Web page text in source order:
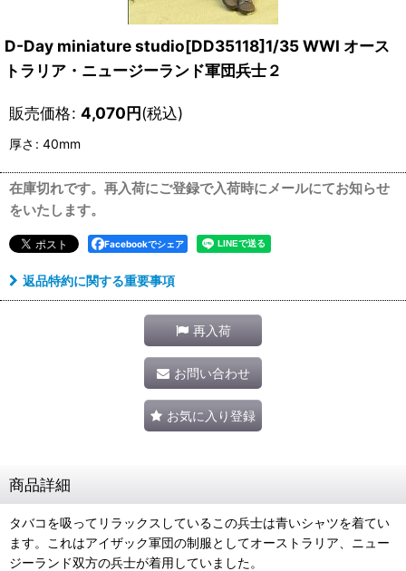
D-Day miniature studio[DD35118]1/35 WWI オース
トラリア・ニュージーランド軍団兵士２
販売価格: 4,070円(税込)
厚さ : 40mm
在庫切れです。再入荷にご登録で入荷時にメールにてお知らせ
をいたします。
Facebookでシェア
返品特約に関する重要事項
再入荷
お問い合わせ
お気に入り登録
商品詳細
タバコを吸ってリラックスしているこの兵士は青いシャツを着てい
ます。これはアイザック軍団の制服としてオーストラリア、ニュー
ジーランド双方の兵士が着用していました。